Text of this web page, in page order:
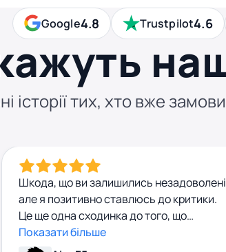
Google4.8 Trustpilot4.6
історії тих, хто вже
Шкода, що ви залишились
але я позитивно ставлюсь до критики.
Це ще одна сходинка до того, що
потрібно щось удосконалити. 👌
Показати більше